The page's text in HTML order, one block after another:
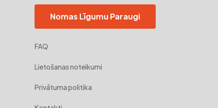
Nomas Līgumu Paraugi
FAQ
Lietošanas noteikumi
Privātuma politika